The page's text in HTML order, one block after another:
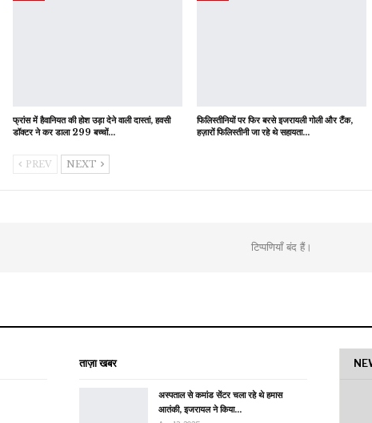
फ्रांस में हैवानियत की होश उड़ा देने वाली दास्तां, हवसी
डॉक्टर ने कर डाला 299 बच्चों…
फिलिस्तीनियों पर फिर बरसे इजरायली गोली और टैंक,
हज़ारों फिलिस्तीनी जा रहे थे सहायता…
PREV NEXT
टिप्पणियाँ बंद हैं।
ताज़ा खबर
अस्पताल से कमांड सेंटर चला रहे थे हमास
आतंकी, इजरायल ने किया…